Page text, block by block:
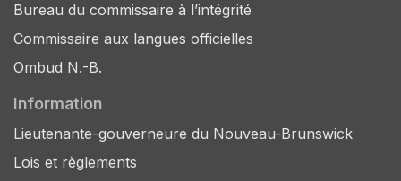
Bureau du commissaire à l’intégrité
Commissaire aux langues officielles
Ombud N.-B.
Information
Lieutenante-gouverneure du Nouveau-Brunswick
Lois et règlements